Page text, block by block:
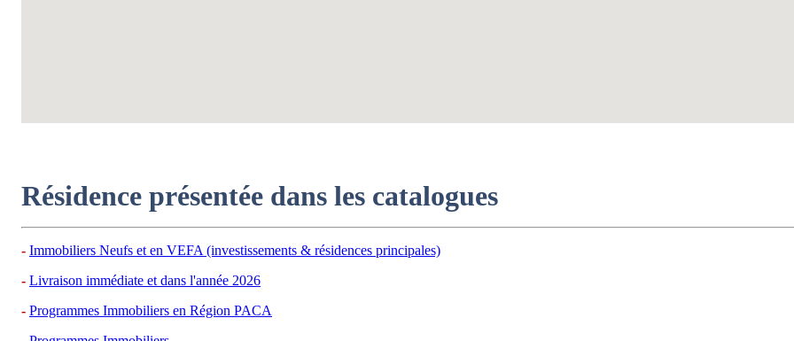
Résidence présentée dans les catalogues
Immobiliers Neufs et en VEFA (investissements & résidences principales)
Livraison immédiate et dans l'année 2026
Programmes Immobiliers en Région PACA